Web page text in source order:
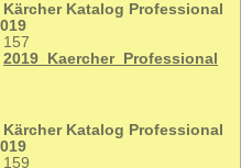
Kärcher Katalog Professional
157
2019_Kaercher_Professional
Kärcher Katalog Professional
159